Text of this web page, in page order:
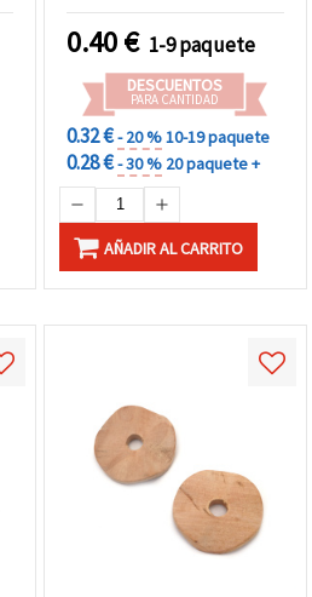
0.40€ 1-9 paquete
DESCUENTOS
PARA CANTIDAD
0.32 €- 20 %10-19 paquete
0.28 €- 30 % 20 paquete +
AÑADIR AL CARRITO